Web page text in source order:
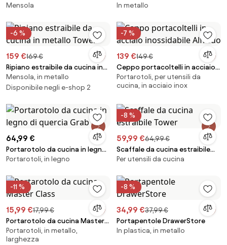
Tower
Mensola
metallo fatto a mano Ivana
In metallo
-6 %
159 €169 €
Ripiano estraibile da cucina in
metallo Tower
Mensola, in metallo
Disponibile negli e-shop 2
-7 %
139 €149 €
Ceppo portacoltelli in acciaio
inossidabile Alfredo
Portarotoli, per utensili da
cucina, in acciaio inox
64,99 €
Portarotolo da cucina in legno
di quercia Grab
Portarotoli, in legno
-8 %
59,99 €64,99 €
Scaffale da cucina estraibile
Tower
Per utensili da cucina
-11 %
15,99 €17,99 €
Portarotolo da cucina Master
Class
Portarotoli, in metallo,
larghezza
-8 %
34,99 €37,99 €
Portapentole DrawerStore
In plastica, in metallo